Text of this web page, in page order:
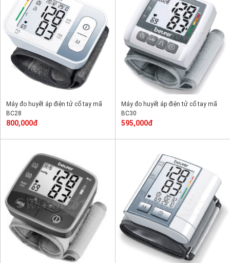
Máy đo huyết áp điện tử cổ tay mã
BC28
800,000đ
Máy đo huyết áp điện tử cổ tay mã
BC30
595,000đ